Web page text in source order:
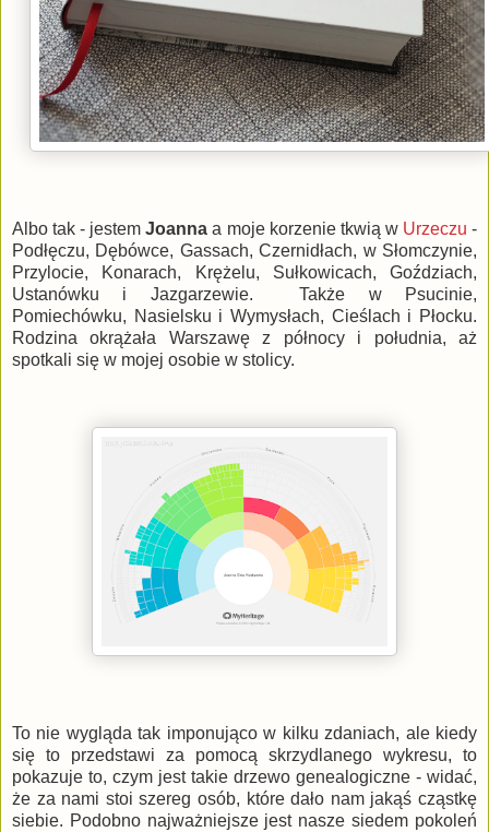
Albo tak - jestemJoanna a moje korzenie tkwią w Urzeczu -
Podłęczu, Dębówce, Gassach, Czernidłach, w Słomczynie,
Przylocie, Konarach, Krężelu, Sułkowicach, Goździach,
Ustanówku i Jazgarzewie. Także w Psucinie,
Pomiechówku, Nasielsku i Wymysłach, Cieślach i Płocku.
Rodzina okrążała Warszawę z północy i południa, aż
spotkali się w mojej osobie w stolicy.
To nie wygląda tak imponująco w kilku zdaniach, ale kiedy
się to przedstawi za pomocą skrzydlanego wykresu, to
pokazuje to, czym jest takie drzewo genealogiczne - widać,
że za nami stoi szereg osób, które dało nam jakąś cząstkę
siebie. Podobno najważniejsze jest nasze siedem pokoleń